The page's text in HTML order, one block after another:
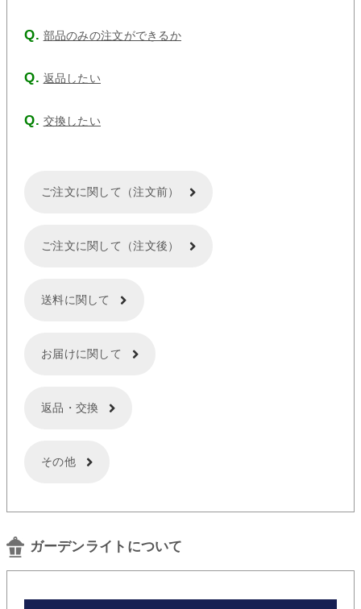
部品のみの注文ができるか
返品したい
交換したい
ご注文に関して（注文前）
ご注文に関して（注文後）
送料に関して
お届けに関して
返品・交換
その他
ガーデンライトについて